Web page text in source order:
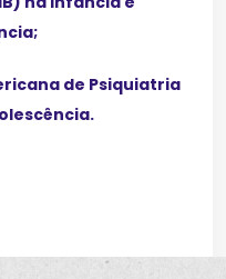
de Psiquiatria